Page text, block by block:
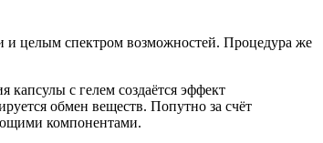
и целым спектром возможностей. Процедура же
капсулы с гелем создаётся эффект
обмен веществ. Попутно за счёт
компонентами.